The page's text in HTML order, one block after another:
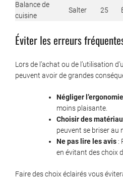
Balance de
cuisine
Salter 25
Éviter les erreurs
Lors de l’achat ou de l’utilisation
peuvent avoir de grandes
Négliger l’ergonomie
moins plaisante.
Choisir des
peuvent se briser au
Ne pas lire les avis :
en évitant des choix
Faire des choix éclairés vous